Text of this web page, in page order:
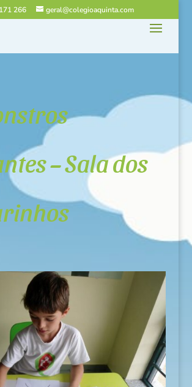
266 geral@colegioaquinta.com
– Sala dos